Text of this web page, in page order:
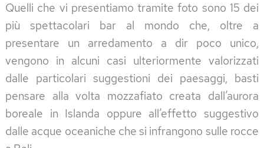
Quelli che vi presentiamo tramite foto sono 15 dei
più spettacolari bar al mondo che, oltre a
presentare un arredamento a dir poco unico,
vengono in alcuni casi ulteriormente valorizzati
dalle particolari suggestioni dei paesaggi, basti
pensare alla volta mozzafiato creata dall’aurora
boreale in Islanda oppure all’effetto suggestivo
dalle acque oceaniche che si infrangono sulle rocce